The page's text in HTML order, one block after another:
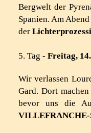
Bergwelt der
Spanien. Am
der
5. Tag - Freitag,
Wir verlassen
Gard. Dort
bevor uns die